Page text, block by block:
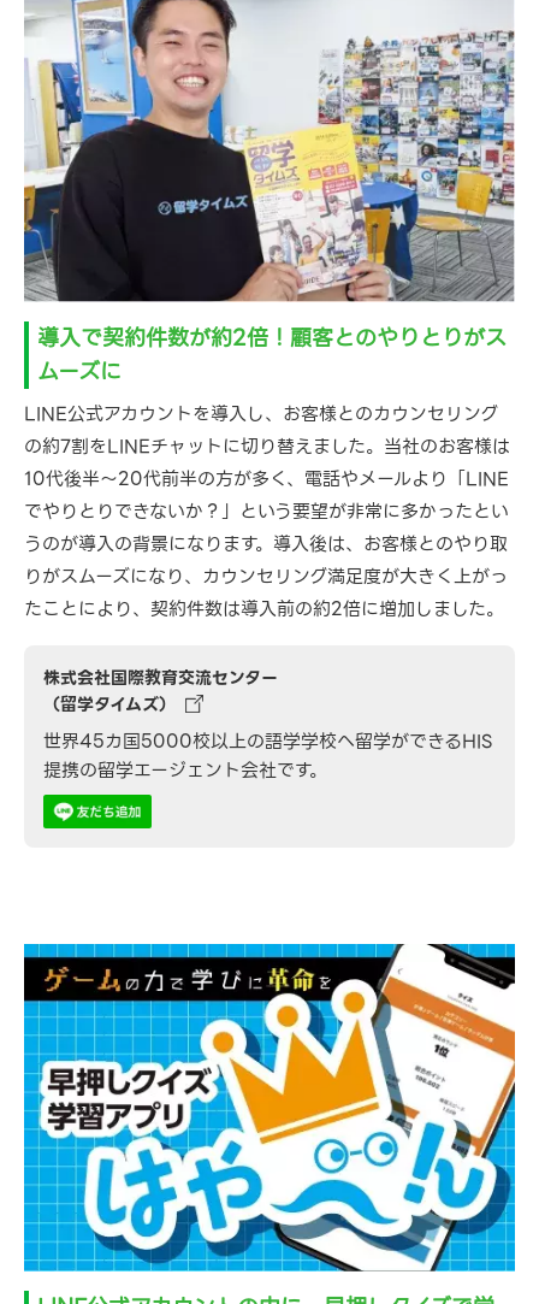
導入で契約件数が約2倍！顧客とのやりとりがス
ムーズに
LINE公式アカウントを導入し、お客様とのカウンセリング
の約7割をLINEチャットに切り替えました。当社のお客様は
10代後半～20代前半の方が多く、電話やメールより「LINE
でやりとりできないか？」という要望が非常に多かったとい
うのが導入の背景になります。導入後は、お客様とのやり取
りがスムーズになり、カウンセリング満足度が大きく上がっ
たことにより、契約件数は導入前の約2倍に増加しました。
株式会社国際教育交流センター
（留学タイムズ）
世界45カ国5000校以上の語学学校へ留学ができるHIS
提携の留学エージェント会社です。